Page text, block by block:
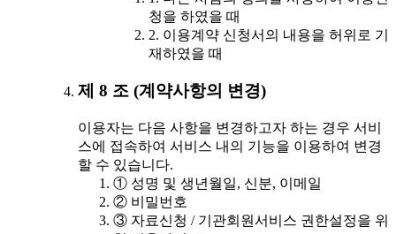
청을 하였을 때
2. 이용계약 신청서의 내용을 허위로 기
재하였을 때
제 8 조 (계약사항의 변경)
이용자는 다음 사항을 변경하고자 하는 경우 서비
스에 접속하여 서비스 내의 기능을 이용하여 변경
할 수 있습니다.
① 성명 및 생년월일, 신분, 이메일
② 비밀번호
③ 자료신청 / 기관회원서비스 권한설정을 위